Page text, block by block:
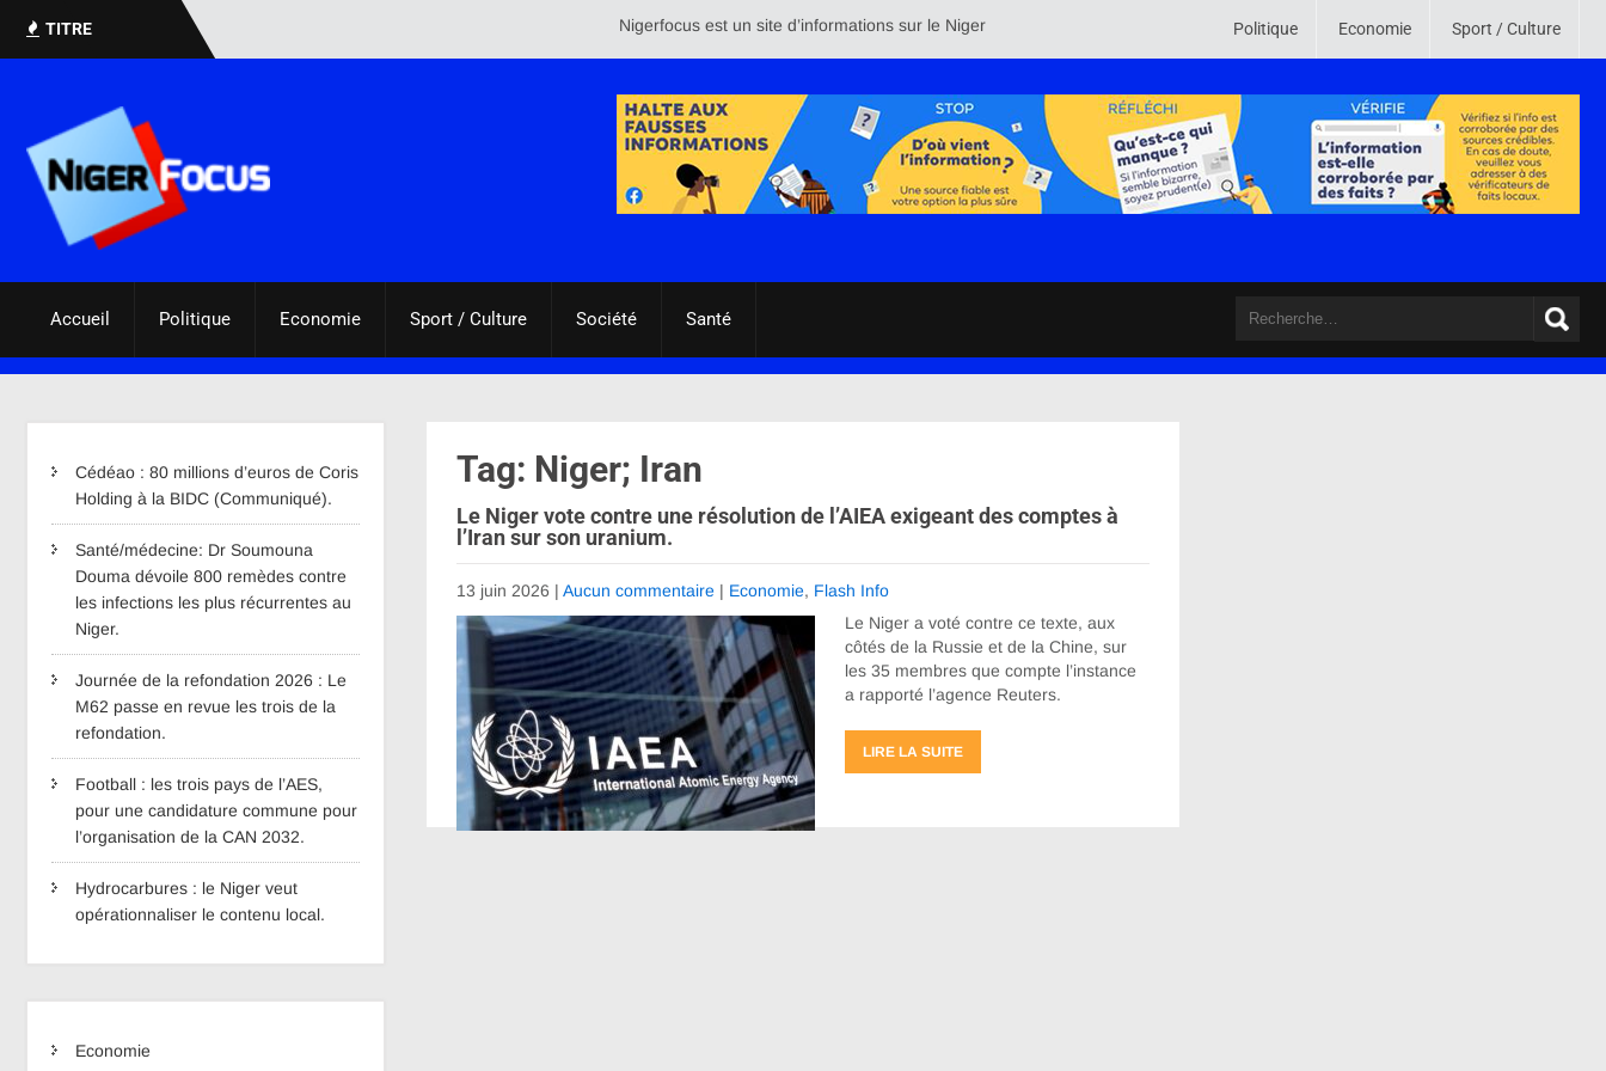
TITRE Nigerfocus est un site d’informations sur le Niger et le reste du monde. Son credo est de mettre en ligne des informations crédibles ,
Politique Economie Sport / Culture
Accueil Politique Economie Sport / Culture Société Santé
Cédéao : 80 millions d’euros de Coris
Holding à la BIDC (Communiqué).
Santé/médecine: Dr Soumouna
Douma dévoile 800 remèdes contre
les infections les plus récurrentes au
Niger.
Journée de la refondation 2026 : Le
M62 passe en revue les trois de la
refondation.
Football : les trois pays de l’AES,
pour une candidature commune pour
l’organisation de la CAN 2032.
Hydrocarbures : le Niger veut
opérationnaliser le contenu local.
Economie
Tag: Niger; Iran
Le Niger vote contre une résolution de l’AIEA exigeant des comptes à
l’Iran sur son uranium.
13 juin 2026 | Aucun commentaire | Economie, Flash Info
Le Niger a voté contre ce texte, aux
côtés de la Russie et de la Chine, sur
les 35 membres que compte l’instance
a rapporté l’agence Reuters.
LIRE LA SUITE